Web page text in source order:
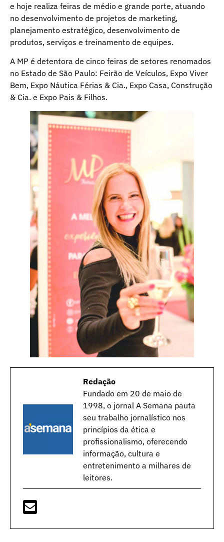
e hoje realiza feiras de médio e grande porte, atuando
no desenvolvimento de projetos de marketing,
planejamento estratégico, desenvolvimento de
produtos, serviços e treinamento de equipes.
A MP é detentora de cinco feiras de setores renomados
no Estado de São Paulo: Feirão de Veículos, Expo Viver
Bem, Expo Náutica Férias & Cia., Expo Casa, Construção
& Cia. e Expo Pais & Filhos.
Redação
Fundado em 20 de maio de
1998, o jornal A Semana pauta
seu trabalho jornalístico nos
princípios da ética e
profissionalismo, oferecendo
informação, cultura e
entretenimento a milhares de
leitores.